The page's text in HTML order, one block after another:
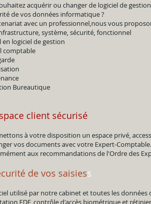
acquérir ou changer de logiciel de
de vos données informatique ?
avec un professionnel,nous vous
système, sécurité, fonctionnel
en logiciel de gestion
comptable
Bureautique
client sécurisé
à votre disposition un espace privé,
vos documents avec votre Expert-Comptable.
aux recommandations de l'Ordre des
de vos saisiess
utilisé par notre cabinet et toutes les
EDF, contrôle d'accès biométrique et